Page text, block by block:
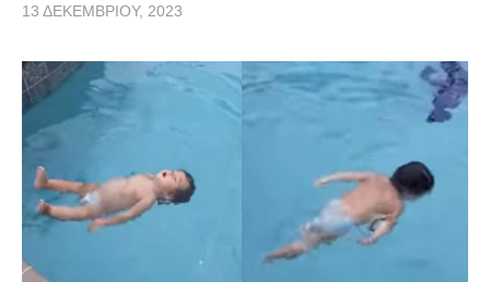
13 ΔΕΚΕΜΒΡΊΟΥ, 2023